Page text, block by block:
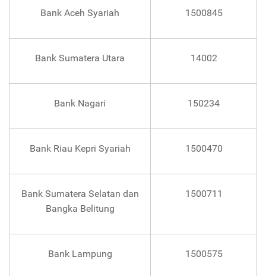
Bank Aceh Syariah 1500845
Bank Sumatera Utara 14002
Bank Nagari 150234
Bank Riau Kepri Syariah 1500470
Bank Sumatera Selatan dan
Bangka Belitung
1500711
Bank Lampung 1500575